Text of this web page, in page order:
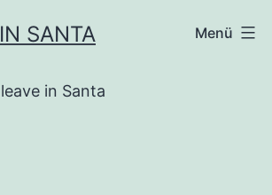
SANTA
in Santa
Menü